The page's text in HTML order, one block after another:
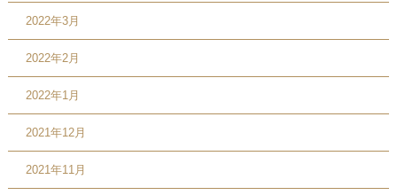
2022年3月
2022年2月
2022年1月
2021年12月
2021年11月